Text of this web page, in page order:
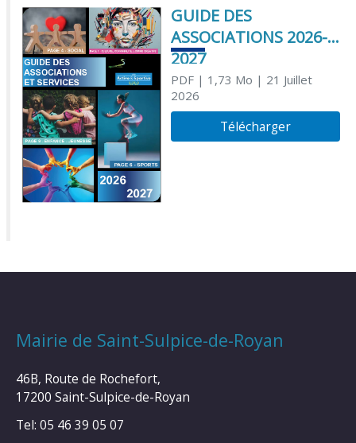
GUIDE DES
ASSOCIATIONS 2026-
2027
PDF| 1,73 Mo | 21 Juillet
2026
Télécharger
Mairie de Saint-Sulpice-de-Royan
46B, Route de Rochefort,
17200 Saint-Sulpice-de-Royan
Tel: 05 46 39 05 07